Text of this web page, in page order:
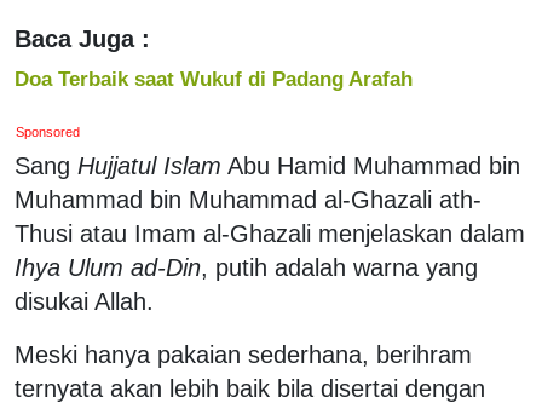
Baca Juga :
Doa Terbaik saat Wukuf di Padang Arafah
Sponsored
Sang Hujjatul Islam Abu Hamid Muhammad bin
Muhammad bin Muhammad al-Ghazali ath-
Thusi atau Imam al-Ghazali menjelaskan dalam
Ihya Ulum ad-Din, putih adalah warna yang
disukai Allah.
Meski hanya pakaian sederhana, berihram
ternyata akan lebih baik bila disertai dengan